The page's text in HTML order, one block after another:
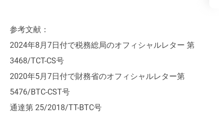
参考文献：
2024年8月7日付で税務総局のオフィシャルレター 第
3468/TCT-CS号
2020年5月7日付で財務省のオフィシャルレター第
5476/BTC-CST号
通達第 25/2018/TT-BTC号